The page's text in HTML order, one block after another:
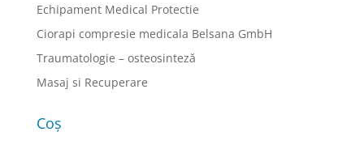
Echipament Medical Protectie
Ciorapi compresie medicala Belsana GmbH
Traumatologie – osteosinteză
Masaj si Recuperare
Coș